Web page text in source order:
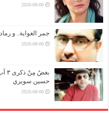
2026-08-06
جمر الغواية.. و
2026-08-06
حسين سويري
2026-08-06